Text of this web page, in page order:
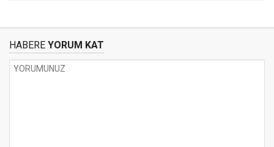
HABERE YORUM KAT